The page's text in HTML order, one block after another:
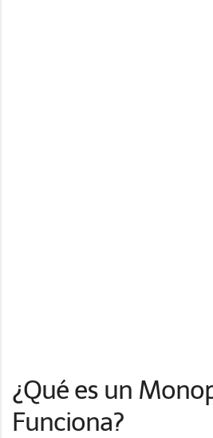
¿Qué es un
Funciona?